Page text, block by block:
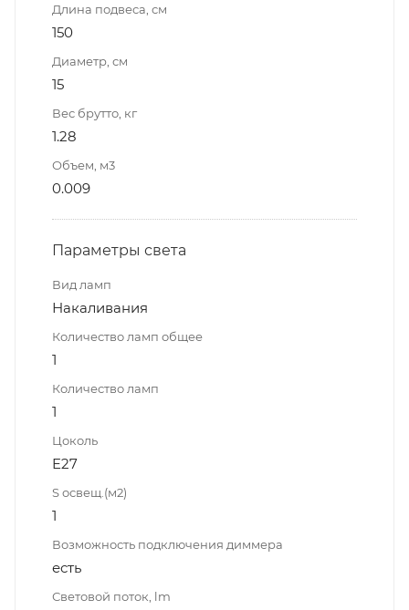
Длина подвеса, см
150
Диаметр, см
15
Вес брутто, кг
1.28
Объем, м3
0.009
Параметры света
Вид ламп
Накаливания
Количество ламп общее
1
Количество ламп
1
Цоколь
E27
S освещ.(м2)
1
Возможность подключения диммера
есть
Световой поток, lm